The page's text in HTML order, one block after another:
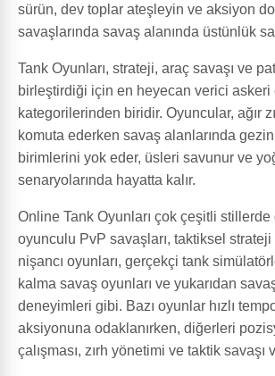
sürün, dev toplar ateşleyin ve aksiyon
savaşlarında savaş alanında üstünlük
Tank Oyunları, strateji, araç savaşı ve
birleştirdiği için en heyecan verici askeri
kategorilerinden biridir. Oyuncular, ağır
komuta ederken savaş alanlarında
birimlerini yok eder, üsleri savunur ve
senaryolarında hayatta kalır.
Online Tank Oyunları çok çeşitli stillerde
oyunculu PvP savaşları, taktiksel strateji
nişancı oyunları, gerçekçi tank
kalma savaş oyunları ve yukarıdan
deneyimleri gibi. Bazı oyunlar hızlı
aksiyonuna odaklanırken, diğerleri
çalışması, zırh yönetimi ve taktik savaşı